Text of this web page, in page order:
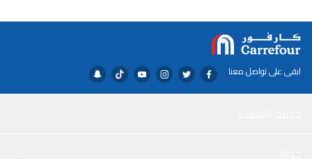
ابقى على تواصل معنا